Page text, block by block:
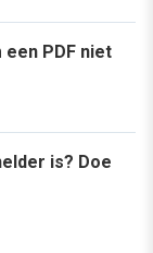
PDF niet
is? Doe